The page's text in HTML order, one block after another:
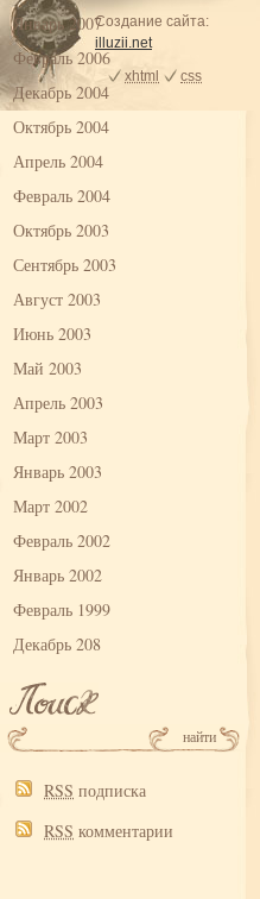
Январь 2007
Февраль 2006
Декабрь 2004
Октябрь 2004
Апрель 2004
Февраль 2004
Октябрь 2003
Сентябрь 2003
Август 2003
Июнь 2003
Май 2003
Апрель 2003
Март 2003
Январь 2003
Март 2002
Февраль 2002
Январь 2002
Февраль 1999
Декабрь 208
RSS подписка
RSS комментарии
Создание сайта:
illuzii.net
xhtml
css